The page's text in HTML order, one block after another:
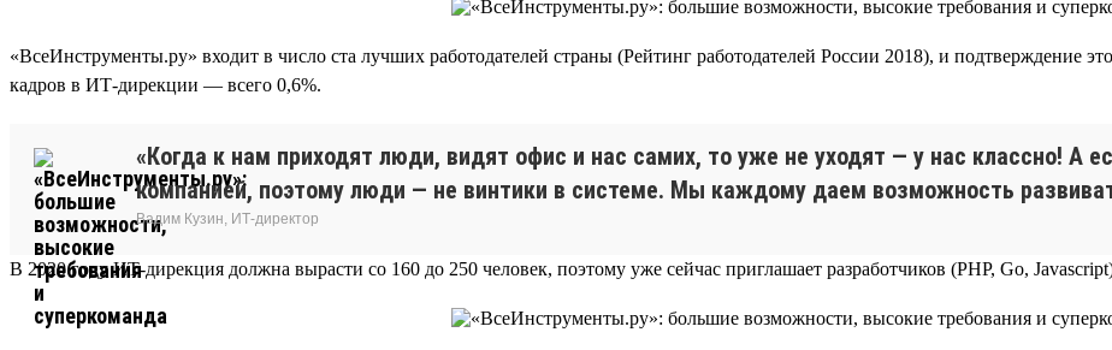
«ВсеИнструменты.ру» входит в число ста лучших работодателей страны (Рейтинг работодателей России 2018), и подтверждение
кадров в ИТ-дирекции — всего 0,6%.
«Когда к нам приходят люди, видят офис и нас самих, то уже не уходят — у нас классно! А
компанией, поэтому люди — не винтики в системе. Мы каждому даем возможность
Вадим Кузин, ИТ-директор
В 2020 году ИТ-дирекция должна вырасти со 160 до 250 человек, поэтому уже сейчас приглашает разработчиков (PHP, Go,